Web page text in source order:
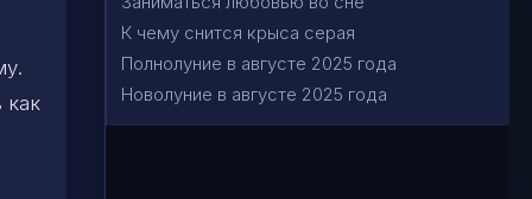
как
К чему снится крыса серая
Полнолуние в августе 2025 года
Новолуние в августе 2025 года